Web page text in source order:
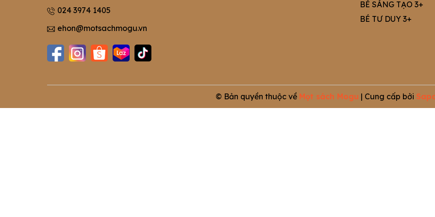
024 3974 1405
ehon@motsachmogu.vn
BÉ SÁNG TẠO 3+
BÉ TƯ DUY 3+
© Bản quyền thuộc về Mọt sách Mogu | Cung cấp bởi